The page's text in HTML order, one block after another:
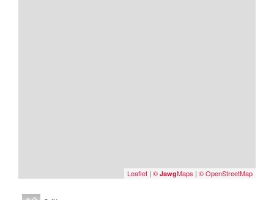
Leaflet | © JawgMaps | © OpenStreetMap